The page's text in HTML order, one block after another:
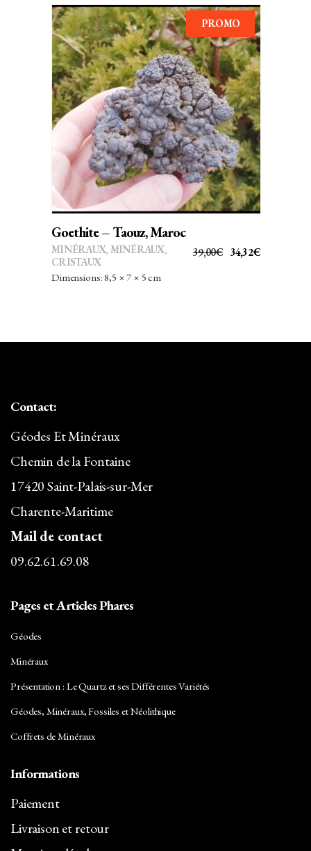
PROMO
AJOUTER AU PANIER
Goethite – Taouz, Maroc
39,00€ LE
34,32€LE
MINÉRAUX, MINÉRAUX,
CRISTAUX
Dimensions: 8,5 × 7 × 5 cm
Contact:
Géodes Et Minéraux
Chemin de la Fontaine
17420 Saint-Palais-sur-Mer
Charente-Maritime
Mail de contact
09.62.61.69.08
Pages et Articles Phares
Géodes
Minéraux
Présentation : Le Quartz et ses Différentes Variétés
Géodes, Minéraux, Fossiles et Néolithique
Coffrets de Minéraux
Informations
Paiement
Livraison et retour